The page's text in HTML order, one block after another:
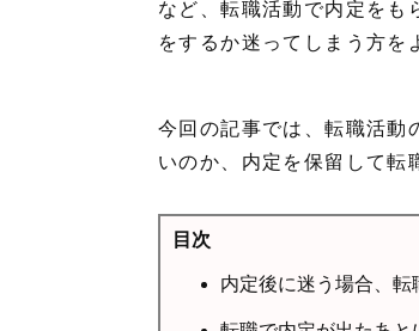
など、転職活動で内定をも
をするか迷ってしまう方を
今回の記事では、転職活動
いのか、内定を保留して転